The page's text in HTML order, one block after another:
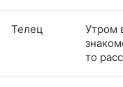
Телец
Утром
то